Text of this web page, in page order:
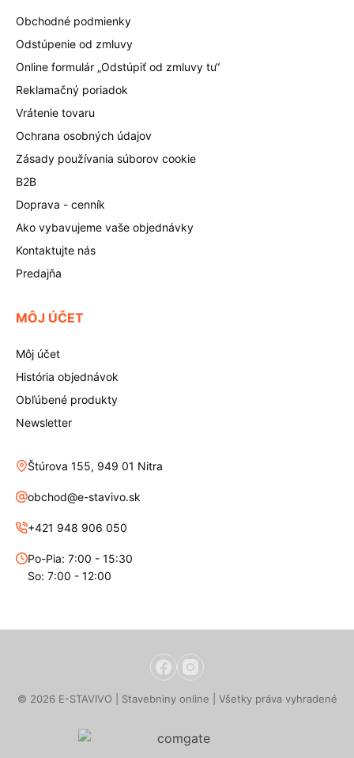
Obchodné podmienky
Odstúpenie od zmluvy
Online formulár „Odstúpiť od zmluvy tu“
Reklamačný poriadok
Vrátenie tovaru
Ochrana osobných údajov
Zásady používania súborov cookie
B2B
Doprava - cenník
Ako vybavujeme vaše objednávky
Kontaktujte nás
Predajňa
MÔJ ÚČET
Môj účet
História objednávok
Obľúbené produkty
Newsletter
Štúrova 155, 949 01 Nitra
obchod@e-stavivo.sk
+421 948 906 050
Po-Pia: 7:00 - 15:30
So: 7:00 - 12:00
© 2026 E-STAVIVO | Stavebniny online | Všetky práva vyhradené